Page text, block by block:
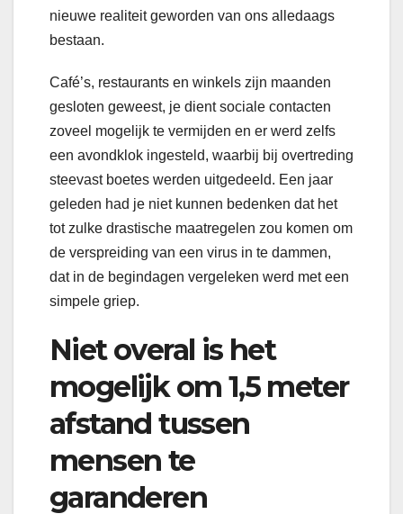
nieuwe realiteit geworden van ons alledaags
bestaan.
Café’s, restaurants en winkels zijn maanden
gesloten geweest, je dient sociale contacten
zoveel mogelijk te vermijden en er werd zelfs
een avondklok ingesteld, waarbij bij overtreding
steevast boetes werden uitgedeeld. Een jaar
geleden had je niet kunnen bedenken dat het
tot zulke drastische maatregelen zou komen om
de verspreiding van een virus in te dammen,
dat in de begindagen vergeleken werd met een
simpele griep.
Niet overal is het
mogelijk om 1,5 meter
afstand tussen
mensen te
garanderen